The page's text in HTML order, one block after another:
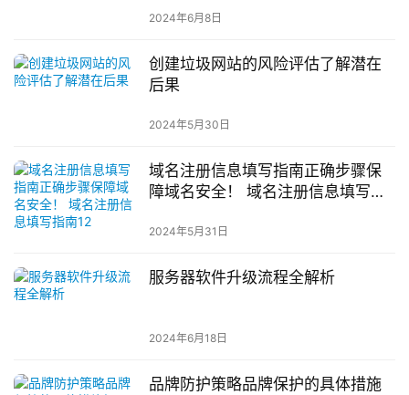
2024年6月8日
创建垃圾网站的风险评估了解潜在
后果
2024年5月30日
域名注册信息填写指南正确步骤保
障域名安全！ 域名注册信息填写指
2024年5月31日
服务器软件升级流程全解析
2024年6月18日
品牌防护策略品牌保护的具体措施